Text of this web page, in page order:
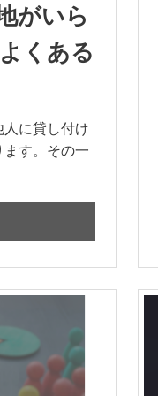
がいら
くある
に貸し付け
す。その一